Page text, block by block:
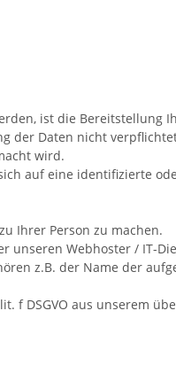
ist die
der Daten nicht
wird.
auf eine identifizierte
Ihrer Person zu machen.
unseren Webhoster / IT-
z.B. der Name der
f DSGVO aus unserem